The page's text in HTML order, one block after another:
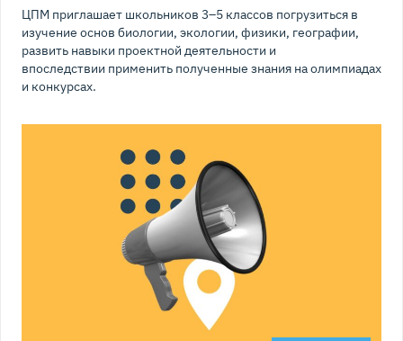
ЦПМ приглашает школьников 3–5 классов погрузиться в
изучение основ биологии, экологии, физики, географии,
развить навыки проектной деятельности и
впоследствии применить полученные знания на олимпиадах
и конкурсах.